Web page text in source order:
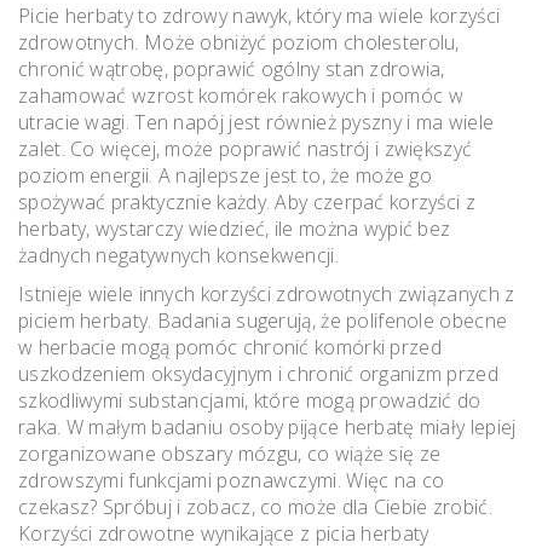
Picie herbaty to zdrowy nawyk, który ma wiele korzyści
zdrowotnych. Może obniżyć poziom cholesterolu,
chronić wątrobę, poprawić ogólny stan zdrowia,
zahamować wzrost komórek rakowych i pomóc w
utracie wagi. Ten napój jest również pyszny i ma wiele
zalet. Co więcej, może poprawić nastrój i zwiększyć
poziom energii. A najlepsze jest to, że może go
spożywać praktycznie każdy. Aby czerpać korzyści z
herbaty, wystarczy wiedzieć, ile można wypić bez
żadnych negatywnych konsekwencji.
Istnieje wiele innych korzyści zdrowotnych związanych z
piciem herbaty. Badania sugerują, że polifenole obecne
w herbacie mogą pomóc chronić komórki przed
uszkodzeniem oksydacyjnym i chronić organizm przed
szkodliwymi substancjami, które mogą prowadzić do
raka. W małym badaniu osoby pijące herbatę miały lepiej
zorganizowane obszary mózgu, co wiąże się ze
zdrowszymi funkcjami poznawczymi. Więc na co
czekasz? Spróbuj i zobacz, co może dla Ciebie zrobić.
Korzyści zdrowotne wynikające z picia herbaty